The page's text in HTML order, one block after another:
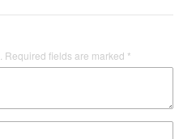
Required fields are marked *